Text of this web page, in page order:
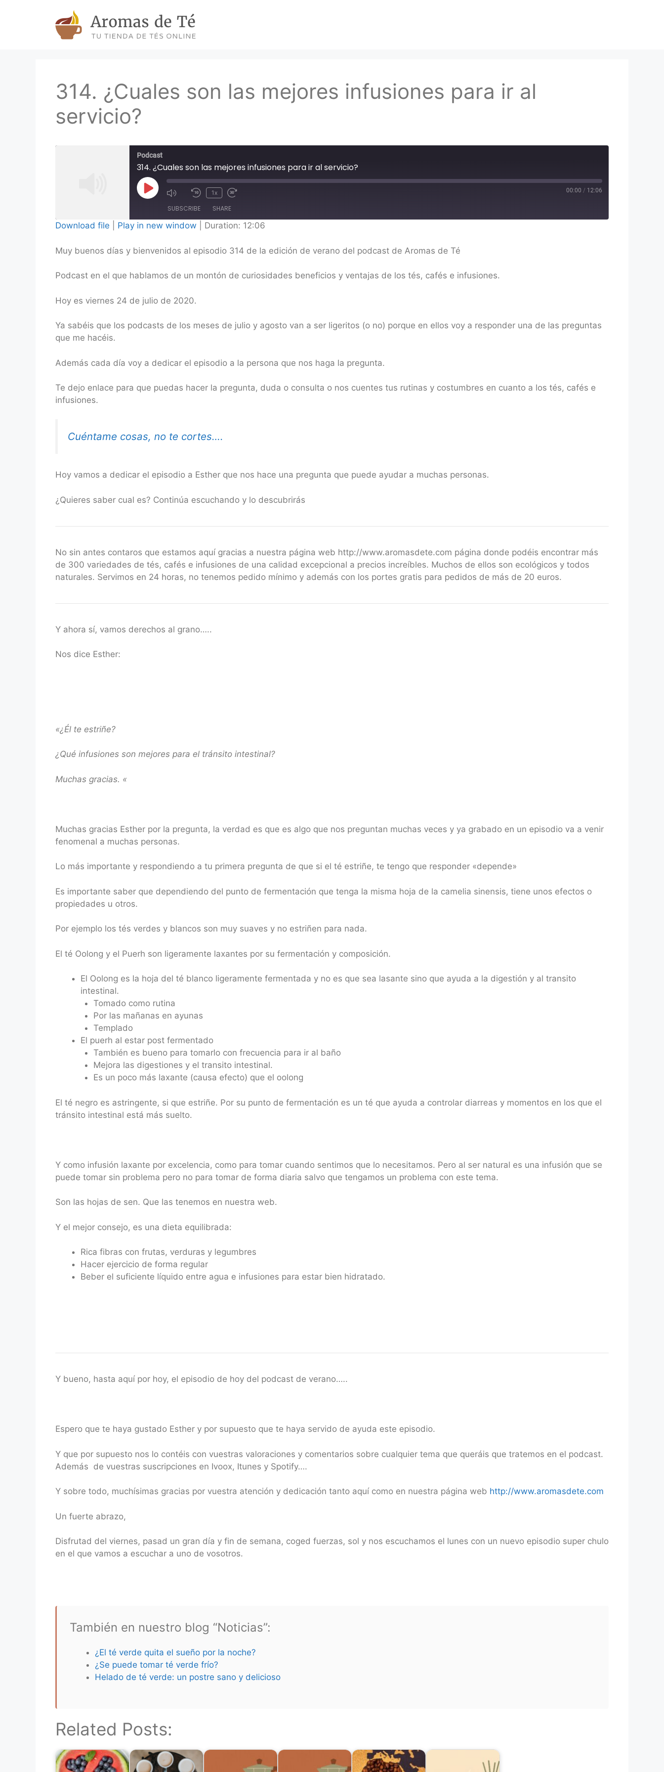
314. ¿Cuales son las mejores infusiones para ir al
servicio?
Podcast
314. ¿Cuales son las mejores infusiones para ir al servicio?
Play
Episode
1x 00:00 / 12:06
SUBSCRIBE SHARE
RSS FEED
Download file Play in new window Duration: 12:06
Muy buenos días y bienvenidos al episodio 314 de la edición de verano del podcast de Aromas de Té
Podcast en el que hablamos de un montón de curiosidades beneficios y ventajas de los tés, cafés e infusiones.
Hoy es viernes 24 de julio de 2020.
Ya sabéis que los podcasts de los meses de julio y agosto van a ser ligeritos (o no) porque en ellos voy a responder una de las preguntas
que me hacéis.
Además cada día voy a dedicar el episodio a la persona que nos haga la pregunta.
Te dejo enlace para que puedas hacer la pregunta, duda o consulta o nos cuentes tus rutinas y costumbres en cuanto a los tés, cafés e
infusiones.
Cuéntame cosas, no te cortes….
Hoy vamos a dedicar el episodio a Esther que nos hace una pregunta que puede ayudar a muchas personas.
¿Quieres saber cual es? Continúa escuchando y lo descubrirás
No sin antes contaros que estamos aquí gracias a nuestra página web http://www.aromasdete.com página donde podéis encontrar más
de 300 variedades de tés, cafés e infusiones de una calidad excepcional a precios increíbles. Muchos de ellos son ecológicos y todos
naturales. Servimos en 24 horas, no tenemos pedido mínimo y además con los portes gratis para pedidos de más de 20 euros.
Y ahora sí, vamos derechos al grano…..
Nos dice Esther:
«¿Él te estriñe?
¿Qué infusiones son mejores para el tránsito intestinal?
Muchas gracias. «
Muchas gracias Esther por la pregunta, la verdad es que es algo que nos preguntan muchas veces y ya grabado en un episodio va a venir
fenomenal a muchas personas.
Lo más importante y respondiendo a tu primera pregunta de que si el té estriñe, te tengo que responder «depende»
Es importante saber que dependiendo del punto de fermentación que tenga la misma hoja de la camelia sinensis, tiene unos efectos o
propiedades u otros.
Por ejemplo los tés verdes y blancos son muy suaves y no estriñen para nada.
El té Oolong y el Puerh son ligeramente laxantes por su fermentación y composición.
El Oolong es la hoja del té blanco ligeramente fermentada y no es que sea lasante sino que ayuda a la digestión y al transito
intestinal.
Tomado como rutina
Por las mañanas en ayunas
Templado
El puerh al estar post fermentado
También es bueno para tomarlo con frecuencia para ir al baño
Mejora las digestiones y el transito intestinal.
Es un poco más laxante (causa efecto) que el oolong
El té negro es astringente, si que estriñe. Por su punto de fermentación es un té que ayuda a controlar diarreas y momentos en los que el
tránsito intestinal está más suelto.
Y como infusión laxante por excelencia, como para tomar cuando sentimos que lo necesitamos. Pero al ser natural es una infusión que se
puede tomar sin problema pero no para tomar de forma diaria salvo que tengamos un problema con este tema.
Son las hojas de sen. Que las tenemos en nuestra web.
Y el mejor consejo, es una dieta equilibrada:
Rica fibras con frutas, verduras y legumbres
Hacer ejercicio de forma regular
Beber el suficiente líquido entre agua e infusiones para estar bien hidratado.
Y bueno, hasta aquí por hoy, el episodio de hoy del podcast de verano…..
Espero que te haya gustado Esther y por supuesto que te haya servido de ayuda este episodio.
Y que por supuesto nos lo contéis con vuestras valoraciones y comentarios sobre cualquier tema que queráis que tratemos en el podcast.
Además de vuestras suscripciones en Ivoox, Itunes y Spotify….
Y sobre todo, muchísimas gracias por vuestra atención y dedicación tanto aquí como en nuestra página web http://www.aromasdete.com
Un fuerte abrazo,
Disfrutad del viernes, pasad un gran día y fin de semana, coged fuerzas, sol y nos escuchamos el lunes con un nuevo episodio super chulo
en el que vamos a escuchar a uno de vosotros.
También en nuestro blog “Noticias”:
¿El té verde quita el sueño por la noche?
¿Se puede tomar té verde frío?
Helado de té verde: un postre sano y delicioso
Related Posts: